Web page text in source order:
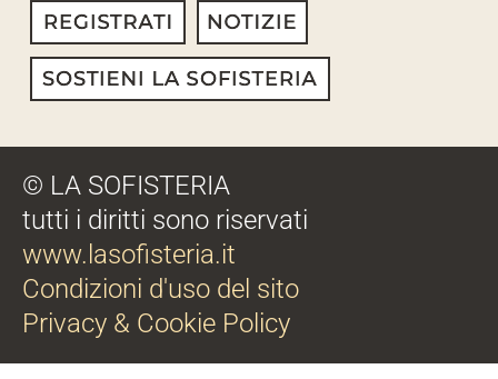
© LA SOFISTERIA
tutti i diritti sono riservati
www.lasofisteria.it
Condizioni d'uso del sito
Privacy & Cookie Policy